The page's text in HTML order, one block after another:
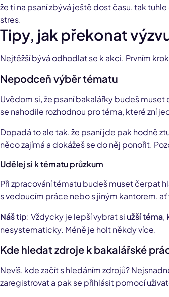
že ti na psaní zbývá ještě dost času, tak
stres.
Tipy, jak překonat
Nejtěžší bývá odhodlat se k akci. Prvním
Nepodceň výběr tématu
Uvědom si, že psaní bakalářky budeš
se nahodile rozhodnou pro téma, které zní
Dopadá to ale tak, že psaní jde pak hodně
něco zajímá a dokážeš se do něj ponořit.
Udělej si k tématu průzkum
Při zpracování tématu budeš muset čerpat
s vedoucím práce nebo s jiným kantorem, ať
Náš tip: Vždycky je lepší vybrat siužší téma,
nesystematicky. Méně je holt někdy více.
Kde hledat zdroje k bakalářské
Nevíš, kde začít s hledáním zdrojů?
zaregistrovat a pak se přihlásit pomocí